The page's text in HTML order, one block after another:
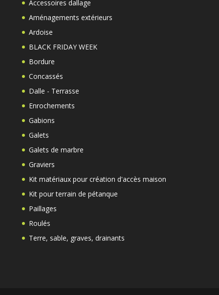
Accessoires dallage
Aménagements extérieurs
Ardoise
BLACK FRIDAY WEEK
Bordure
Concassés
Dalle - Terrasse
Enrochements
Gabions
Galets
Galets de marbre
Graviers
Kit matériaux pour création d'accès maison
Kit pour terrain de pétanque
Paillages
Roulés
Terre, sable, graves, drainants